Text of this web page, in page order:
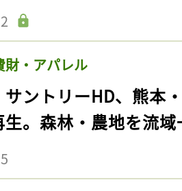
財・アパレル
サントリーHD、熊本
生。森林・農地を流